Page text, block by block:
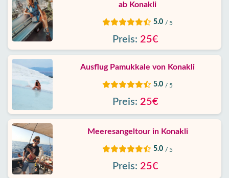
ab Konakli
5.0 / 5
Preis: 25€
Ausflug Pamukkale von Konakli
5.0 / 5
Preis: 25€
Meeresangeltour in Konakli
5.0 / 5
Preis: 25€